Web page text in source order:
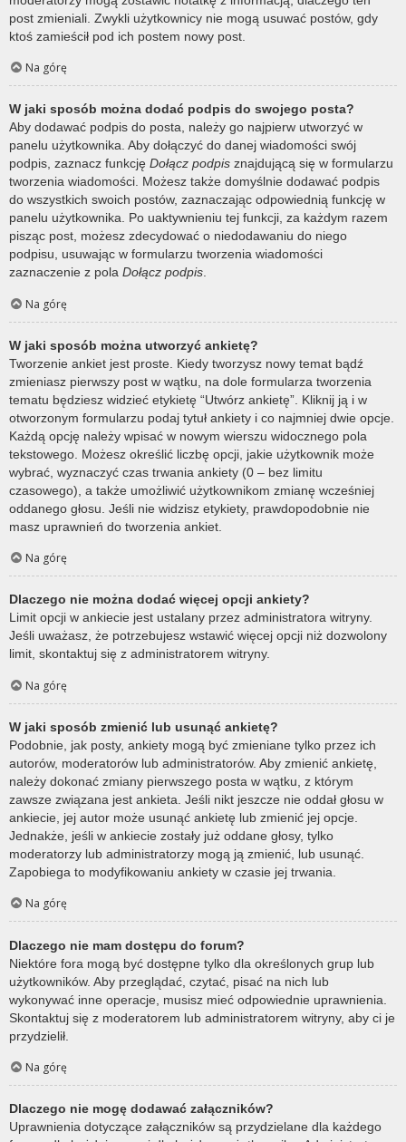
post zmieniali. Zwykli użytkownicy nie mogą usuwać postów, gdy
ktoś zamieścił pod ich postem nowy post.
Na górę
W jaki sposób można dodać podpis do swojego posta?
Aby dodawać podpis do posta, należy go najpierw utworzyć w
panelu użytkownika. Aby dołączyć do danej wiadomości swój
podpis, zaznacz funkcję Dołącz podpis znajdującą się w formularzu
tworzenia wiadomości. Możesz także domyślnie dodawać podpis
do wszystkich swoich postów, zaznaczając odpowiednią funkcję w
panelu użytkownika. Po uaktywnieniu tej funkcji, za każdym razem
pisząc post, możesz zdecydować o niedodawaniu do niego
podpisu, usuwając w formularzu tworzenia wiadomości
zaznaczenie z pola Dołącz podpis.
Na górę
W jaki sposób można utworzyć ankietę?
Tworzenie ankiet jest proste. Kiedy tworzysz nowy temat bądź
zmieniasz pierwszy post w wątku, na dole formularza tworzenia
tematu będziesz widzieć etykietę “Utwórz ankietę”. Kliknij ją i w
otworzonym formularzu podaj tytuł ankiety i co najmniej dwie opcje.
Każdą opcję należy wpisać w nowym wierszu widocznego pola
tekstowego. Możesz określić liczbę opcji, jakie użytkownik może
wybrać, wyznaczyć czas trwania ankiety (0 – bez limitu
czasowego), a także umożliwić użytkownikom zmianę wcześniej
oddanego głosu. Jeśli nie widzisz etykiety, prawdopodobnie nie
masz uprawnień do tworzenia ankiet.
Na górę
Dlaczego nie można dodać więcej opcji ankiety?
Limit opcji w ankiecie jest ustalany przez administratora witryny.
Jeśli uważasz, że potrzebujesz wstawić więcej opcji niż dozwolony
limit, skontaktuj się z administratorem witryny.
Na górę
W jaki sposób zmienić lub usunąć ankietę?
Podobnie, jak posty, ankiety mogą być zmieniane tylko przez ich
autorów, moderatorów lub administratorów. Aby zmienić ankietę,
należy dokonać zmiany pierwszego posta w wątku, z którym
zawsze związana jest ankieta. Jeśli nikt jeszcze nie oddał głosu w
ankiecie, jej autor może usunąć ankietę lub zmienić jej opcje.
Jednakże, jeśli w ankiecie zostały już oddane głosy, tylko
moderatorzy lub administratorzy mogą ją zmienić, lub usunąć.
Zapobiega to modyfikowaniu ankiety w czasie jej trwania.
Na górę
Dlaczego nie mam dostępu do forum?
Niektóre fora mogą być dostępne tylko dla określonych grup lub
użytkowników. Aby przeglądać, czytać, pisać na nich lub
wykonywać inne operacje, musisz mieć odpowiednie uprawnienia.
Skontaktuj się z moderatorem lub administratorem witryny, aby ci je
przydzielił.
Na górę
Dlaczego nie mogę dodawać załączników?
Uprawnienia dotyczące załączników są przydzielane dla każdego